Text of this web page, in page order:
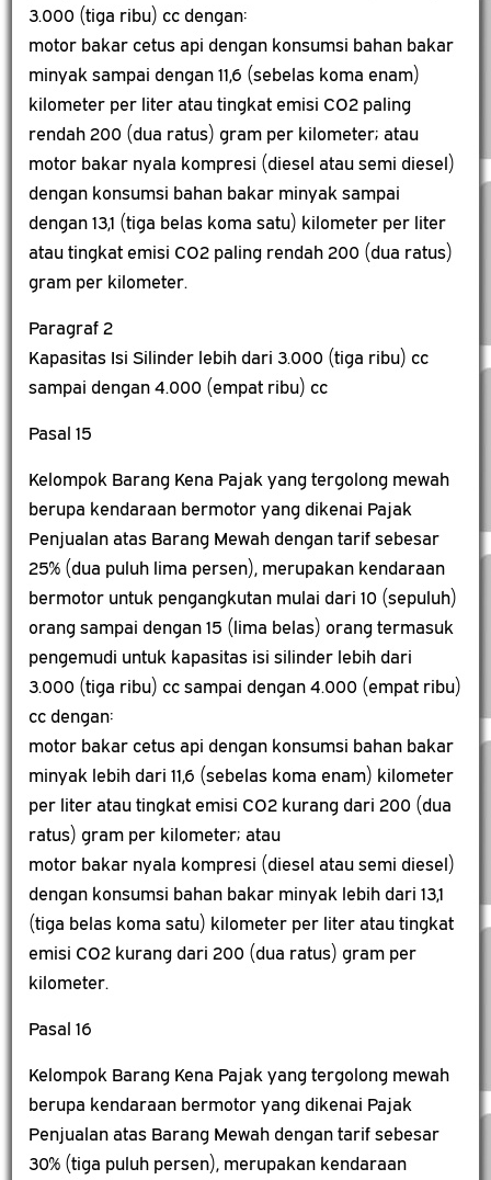
3.000 (tiga ribu) cc dengan:
motor bakar cetus api dengan konsumsi bahan bakar
minyak sampai dengan 11,6 (sebelas koma enam)
kilometer per liter atau tingkat emisi CO2 paling
rendah 200 (dua ratus) gram per kilometer; atau
motor bakar nyala kompresi (diesel atau semi diesel)
dengan konsumsi bahan bakar minyak sampai
dengan 13,1 (tiga belas koma satu) kilometer per liter
atau tingkat emisi CO2 paling rendah 200 (dua ratus)
gram per kilometer.
Paragraf 2
Kapasitas Isi Silinder lebih dari 3.000 (tiga ribu) cc
sampai dengan 4.000 (empat ribu) cc
Pasal 15
Kelompok Barang Kena Pajak yang tergolong mewah
berupa kendaraan bermotor yang dikenai Pajak
Penjualan atas Barang Mewah dengan tarif sebesar
25% (dua puluh lima persen), merupakan kendaraan
bermotor untuk pengangkutan mulai dari 10 (sepuluh)
orang sampai dengan 15 (lima belas) orang termasuk
pengemudi untuk kapasitas isi silinder lebih dari
3.000 (tiga ribu) cc sampai dengan 4.000 (empat ribu)
cc dengan:
motor bakar cetus api dengan konsumsi bahan bakar
minyak lebih dari 11,6 (sebelas koma enam) kilometer
per liter atau tingkat emisi CO2 kurang dari 200 (dua
ratus) gram per kilometer; atau
motor bakar nyala kompresi (diesel atau semi diesel)
dengan konsumsi bahan bakar minyak lebih dari 13,1
(tiga belas koma satu) kilometer per liter atau tingkat
emisi CO2 kurang dari 200 (dua ratus) gram per
kilometer.
Pasal 16
Kelompok Barang Kena Pajak yang tergolong mewah
berupa kendaraan bermotor yang dikenai Pajak
Penjualan atas Barang Mewah dengan tarif sebesar
30% (tiga puluh persen), merupakan kendaraan